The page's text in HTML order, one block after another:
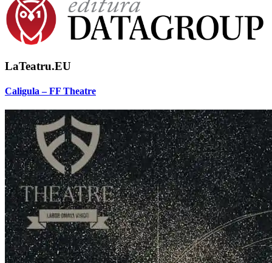
LaTeatru.EU
Caligula – FF Theatre